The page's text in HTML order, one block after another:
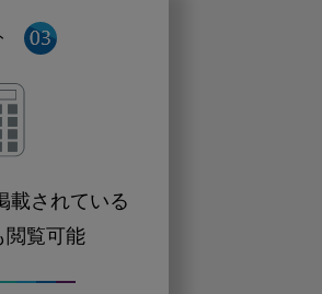
載されている
閲覧可能